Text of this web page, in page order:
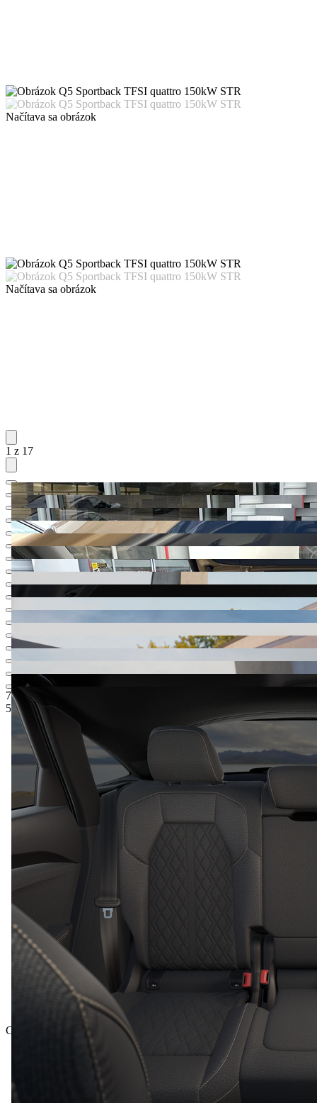
Načítava sa obrázok
Načítava sa obrázok
1 z 17
77.038,97 €
59.490,-‍ € 5
Celková cena vrátane DPH